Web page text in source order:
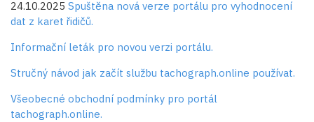
24.10.2025 Spuštěna nová verze portálu pro vyhodnocení
dat z karet řidičů.
Informační leták pro novou verzi portálu.
Stručný návod jak začít službu tachograph.online používat.
Všeobecné obchodní podmínky pro portál
tachograph.online.